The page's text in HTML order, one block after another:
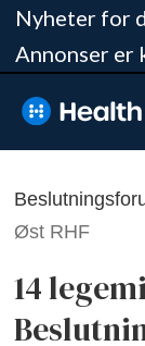
Nyheter for
Annonser er
Øst RHF
14